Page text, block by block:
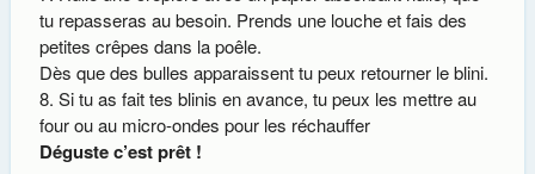
tu repasseras au besoin. Prends une louche et fais des
petites crêpes dans la poêle.
Dès que des bulles apparaissent tu peux retourner le blini.
Si tu as fait tes blinis en avance, tu peux les mettre au
four ou au micro-ondes pour les réchauffer
Déguste c’est prêt !